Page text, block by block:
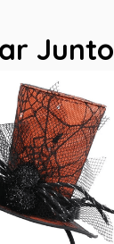
Junto